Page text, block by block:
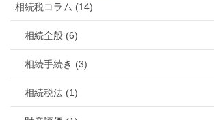
相続税コラム (14)
相続全般 (6)
相続手続き (3)
相続税法 (1)